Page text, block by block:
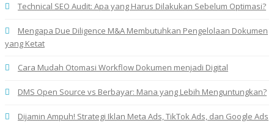
Technical SEO Audit: Apa yang Harus Dilakukan Sebelum Optimasi?
Mengapa Due Diligence M&A Membutuhkan Pengelolaan Dokumen
yang Ketat
Cara Mudah Otomasi Workflow Dokumen menjadi Digital
DMS Open Source vs Berbayar: Mana yang Lebih Menguntungkan?
Dijamin Ampuh! Strategi Iklan Meta Ads, TikTok Ads, dan Google Ads